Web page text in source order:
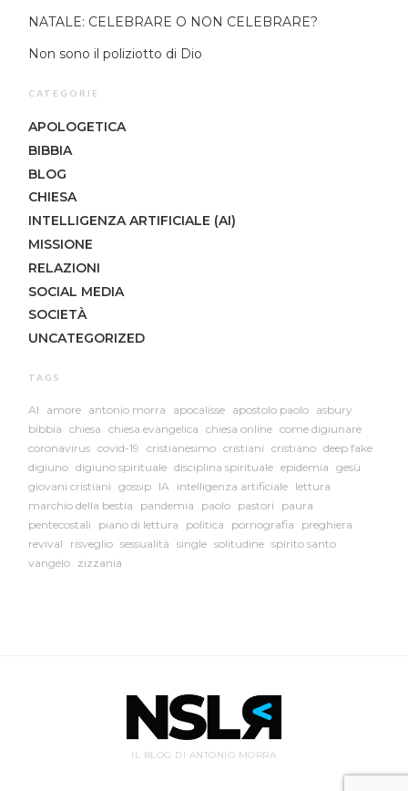
NATALE: CELEBRARE O NON CELEBRARE?
Non sono il poliziotto di Dio
CATEGORIE
APOLOGETICA
BIBBIA
BLOG
CHIESA
INTELLIGENZA ARTIFICIALE (AI)
MISSIONE
RELAZIONI
SOCIAL MEDIA
SOCIETÀ
UNCATEGORIZED
TAGS
AI amore antonio morra apocalisse apostolo paolo asbury
bibbia
chiesa chiesa evangelica chiesa online come digiunare
coronavirus covid-19 cristianesimo cristiani cristiano deep fake
digiuno digiuno spirituale disciplina spirituale epidemia
gesù
giovani cristiani
gossip IA intelligenza artificiale lettura
marchio della bestia
pandemia paolo pastori
paura
pentecostali
piano di lettura politica pornografia
preghiera
revival
risveglio sessualità single solitudine spirito santo
vangelo zizzania
IL BLOG DI ANTONIO MORRA